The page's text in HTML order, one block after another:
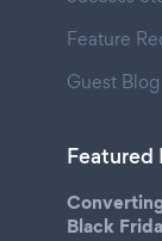
Feature
Guest
Featured
Black